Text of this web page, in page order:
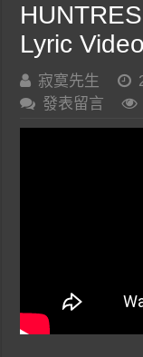
Lyric
寂寞先生
發表留言